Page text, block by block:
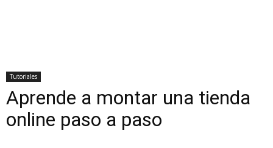
Tutoriales
Aprende a montar una tienda
online paso a paso